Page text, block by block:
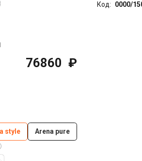
Код: 0000/
style
Arena pure
76860 ₽